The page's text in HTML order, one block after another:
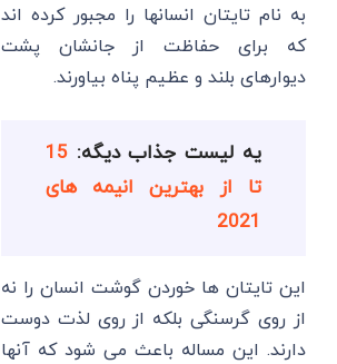
به نام تایتان انسانها را مجبور کرده اند
که برای حفاظت از جانشان پشت
دیوارهای بلند و عظیم پناه بیاورند.
یه لیست جذاب دیگه:15
تا از بهترین انیمه های
2021
این تایتان ها خوردن گوشت انسان را نه
از روی گرسنگی بلکه از روی لذت دوست
دارند. این مساله باعث می شود که آنها